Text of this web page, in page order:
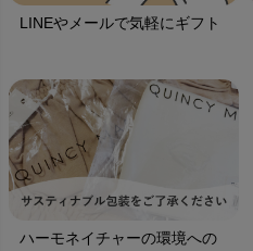
LINEやメールで気軽にギフト
ハーモネイチャーの環境への